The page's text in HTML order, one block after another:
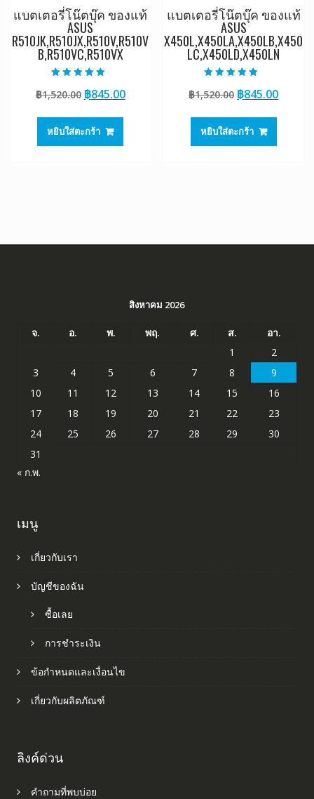
แบตเตอรี่โน๊ตบุ๊ค ของแท้
ASUS
R510JK,R510JX,R510V,R510V
B,R510VC,R510VX
5.00
ตั้งแต่ 1-5
฿1,520.00 Original
was:
฿1,520.00.
฿845.00Current
หยิบใส่ตะกร้า
แบตเตอรี่โน๊ตบุ๊ค ของแท้
ASUS
X450L,X450LA,X450LB,X450
LC,X450LD,X450LN
5.00
ตั้งแต่ 1-5
฿1,520.00 Original
was:
฿1,520.00.
฿845.00
หยิบใส่ตะกร้า
สิงหาคม 2026
จ. อ. พ. พฤ. ศ. ส.
อา.
1
2
3
4 5 6 7 8
9
10
11 12 13 14 15
16
17
18 19 20 21 22
23
24
25 26 27 28 29
30
31
« ก.พ.
เมนู
เกี่ยวกับเรา
บัญชีของฉัน
ซื้อเลย
การชำระเงิน
ข้อกำหนดและเงื่อนไข
เกี่ยวกับผลิตภัณฑ์
ลิงค์ด่วน
คำถามที่พบบ่อย